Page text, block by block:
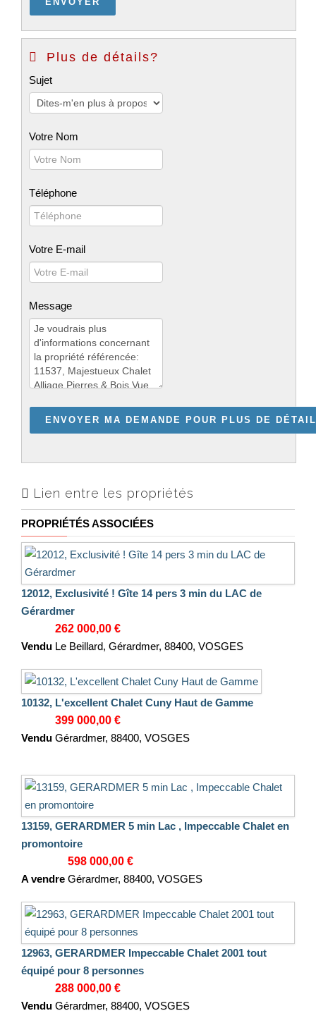
Plus de détails?
Sujet
Votre Nom
Téléphone
Votre E-mail
Message
Lien entre les propriétés
PROPRIÉTÉS ASSOCIÉES
12012, Exclusivité ! Gîte 14 pers 3 min du LAC de
Gérardmer
Vendu
262 000,00 €
Le Beillard, Gérardmer, 88400, VOSGES
10132, L'excellent Chalet Cuny Haut de Gamme
Vendu
399 000,00 €
Gérardmer, 88400, VOSGES
13159, GERARDMER 5 min Lac , Impeccable Chalet en
promontoire
A vendre
598 000,00 €
Gérardmer, 88400, VOSGES
12963, GERARDMER Impeccable Chalet 2001 tout
équipé pour 8 personnes
Vendu
288 000,00 €
Gérardmer, 88400, VOSGES